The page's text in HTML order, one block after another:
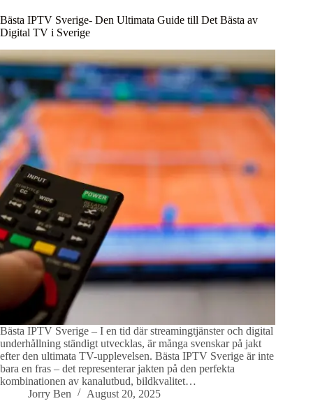
Bästa IPTV Sverige- Den Ultimata Guide till Det Bästa av
Digital TV i Sverige
Bästa IPTV Sverige – I en tid där streamingtjänster och digital
underhållning ständigt utvecklas, är många svenskar på jakt
efter den ultimata TV-upplevelsen. Bästa IPTV Sverige är inte
bara en fras – det representerar jakten på den perfekta
kombinationen av kanalutbud, bildkvalitet…
Jorry Ben
August 20, 2025